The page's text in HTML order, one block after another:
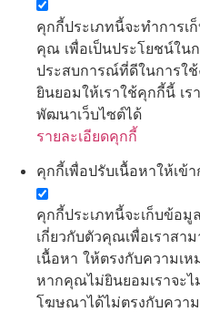
คุกกี้ประเภทนี้จะทำการเ
คุณ เพื่อเป็นประโยชน์ใน
ประสบการณ์ที่ดีในการใ
ยินยอมให้เราใช้คุกกี้นี้ เ
พัฒนาเว็บไซต์ได้
รายละเอียดคุกกี้
คุกกี้เพื่อปรับเนื้อหาให้เข้
คุกกี้ประเภทนี้จะเก็บข้อ
เกี่ยวกับตัวคุณเพื่อเราสา
เนื้อหา ให้ตรงกับความเ
หากคุณไม่ยินยอมเราจะไ
โฆษณาได้ไม่ตรงกับควา